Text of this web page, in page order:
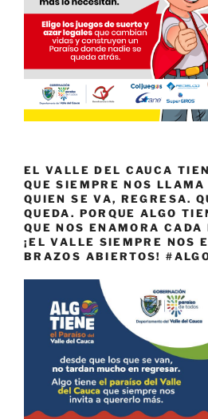
EL VALLE DEL CAUCA
QUE SIEMPRE NOS LLAMA
QUIEN SE VA, REGRESA.
QUEDA. PORQUE ALGO
QUE NOS ENAMORA
¡EL VALLE SIEMPRE NOS
BRAZOS ABIERTOS!